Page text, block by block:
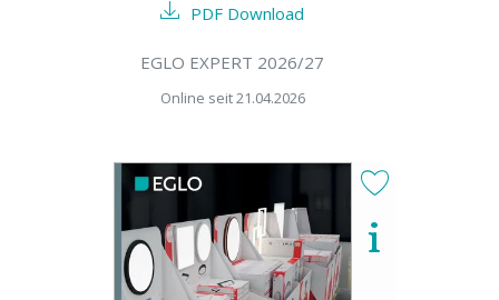
PDF Download
EGLO EXPERT 2026/27
Online seit 21.04.2026